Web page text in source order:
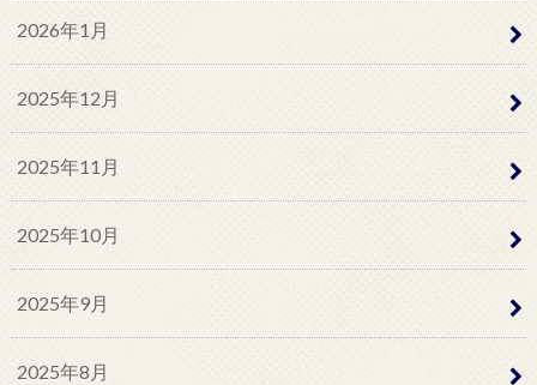
2026年1月
2025年12月
2025年11月
2025年10月
2025年9月
2025年8月